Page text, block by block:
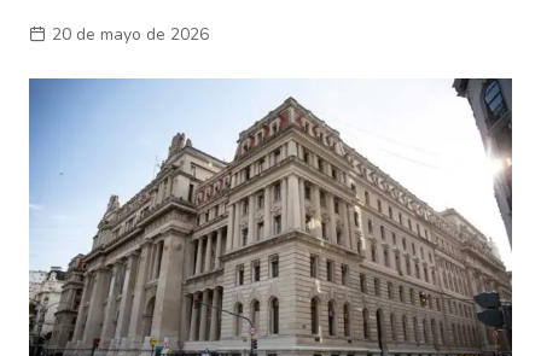
20 de mayo de 2026